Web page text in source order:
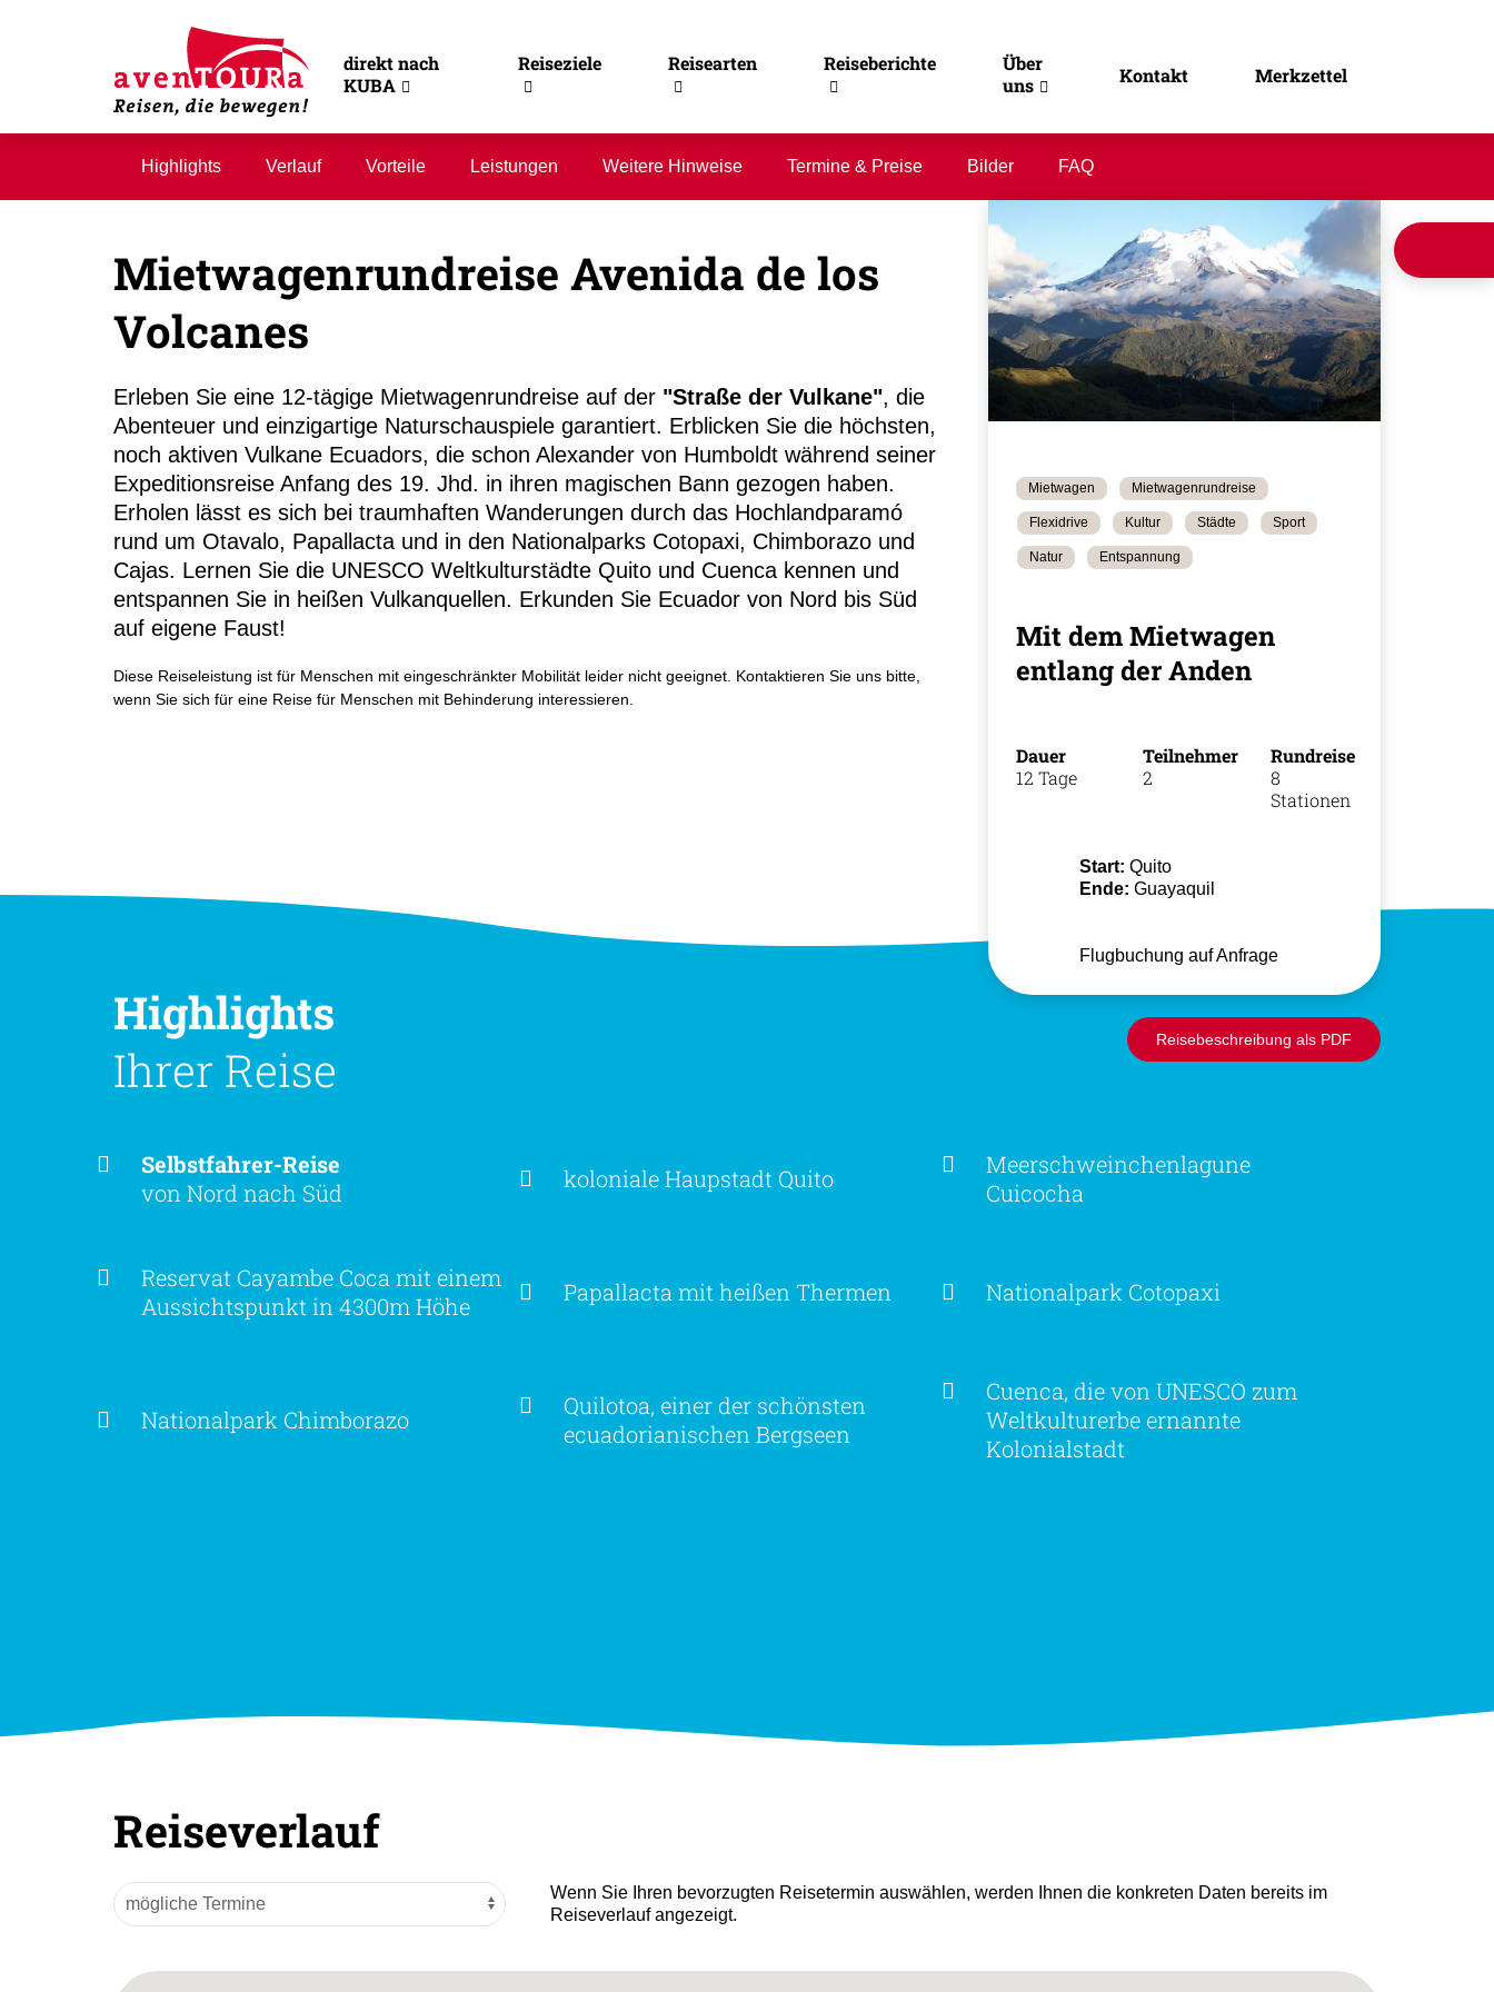
direkt nach
KUBA
Reiseziele Reisearten Reiseberichte
Über
uns
Kontakt Merkzettel
Highlights Verlauf Vorteile Leistungen Weitere Hinweise Termine & Preise Bilder FAQ
Mietwagenrundreise Avenida de los
Volcanes
Erleben Sie eine 12-tägige Mietwagenrundreise auf der "Straße der Vulkane", die
Abenteuer und einzigartige Naturschauspiele garantiert. Erblicken Sie die höchsten,
noch aktiven Vulkane Ecuadors, die schon Alexander von Humboldt während seiner
Expeditionsreise Anfang des 19. Jhd. in ihren magischen Bann gezogen haben.
Erholen lässt es sich bei traumhaften Wanderungen durch das Hochlandparamó
rund um Otavalo, Papallacta und in den Nationalparks Cotopaxi, Chimborazo und
Cajas. Lernen Sie die UNESCO Weltkulturstädte Quito und Cuenca kennen und
entspannen Sie in heißen Vulkanquellen. Erkunden Sie Ecuador von Nord bis Süd
auf eigene Faust!
Diese Reiseleistung ist für Menschen mit eingeschränkter Mobilität leider nicht geeignet. Kontaktieren Sie uns bitte,
wenn Sie sich für eine Reise für Menschen mit Behinderung interessieren.
Mietwagen Mietwagenrundreise
Flexidrive Kultur Städte Sport
Natur Entspannung
Mit dem Mietwagen
entlang der Anden
Dauer
12 Tage
Teilnehmer
2
Rundreise
8
Stationen
Start: Quito
Ende: Guayaquil
Flugbuchung auf Anfrage
Reisebeschreibung als PDF
Highlights
Ihrer Reise
Selbstfahrer-Reise
von Nord nach Süd
koloniale Haupstadt Quito
Meerschweinchenlagune
Cuicocha
Reservat Cayambe Coca mit einem
Aussichtspunkt in 4300m Höhe
Papallacta mit heißen Thermen Nationalpark Cotopaxi
Nationalpark Chimborazo
Quilotoa, einer der schönsten
ecuadorianischen Bergseen
Cuenca, die von UNESCO zum
Weltkulturerbe ernannte
Kolonialstadt
Reiseverlauf
Wenn Sie Ihren bevorzugten Reisetermin auswählen, werden Ihnen die konkreten Daten bereits im
Reiseverlauf angezeigt.